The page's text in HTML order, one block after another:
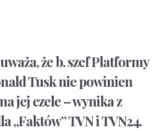
że b. szef Platformy
Tusk nie powinien
jej czele – wynika z
„Faktów” TVN i TVN24.